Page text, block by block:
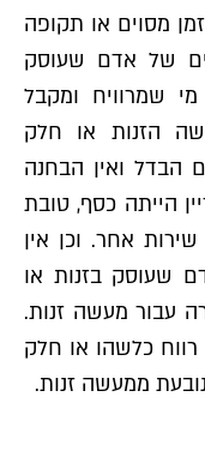
מסוים או תקופה
של אדם שעוסק
שמרוויח ומקבל
הזנות או חלק
הבדל ואין הבחנה
הייתה כסף, טובת
אחר. וכן אין
שעוסק בזנות או
עבור מעשה זנות.
כלשהו או חלק
ממעשה זנות.